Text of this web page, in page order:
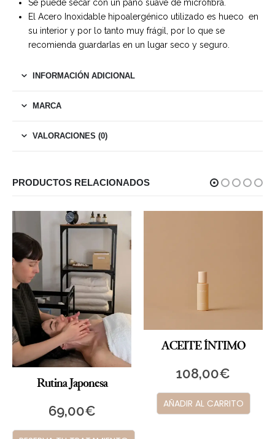
Se puede secar con un paño suave de microfibra.
El Acero Inoxidable hipoalergénico utilizado es hueco en
su interior y por lo tanto muy frágil, por lo que se
recomienda guardarlas en un lugar seco y seguro.
INFORMACIÓN ADICIONAL
MARCA
VALORACIONES (0)
PRODUCTOS RELACIONADOS
ACEITE ÍNTIMO
AÑADIR AL CARRITO
48,00€
AÑADIR AL CARRITO